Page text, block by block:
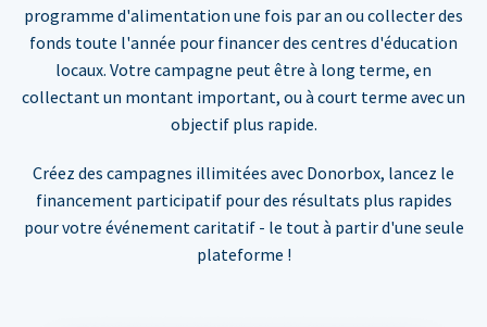
programme d'alimentation une fois par an ou collecter des
fonds toute l'année pour financer des centres d'éducation
locaux. Votre campagne peut être à long terme, en
collectant un montant important, ou à court terme avec un
objectif plus rapide.
Créez des campagnes illimitées avec Donorbox, lancez le
financement participatif pour des résultats plus rapides
pour votre événement caritatif - le tout à partir d'une seule
plateforme !